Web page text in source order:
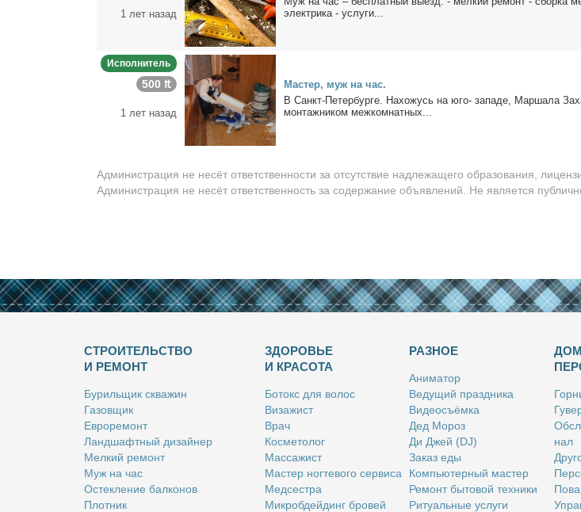
1 лет назад
элек­три­ка - услу­ги...
Исполнитель
500 ₶
1 лет назад
Ма­стер, муж на час.
В Санкт-Пе­тер­бур­ге. На­хо­жусь на юго- за­па­де, Мар­ша­ла
мон­таж­ни­ком меж­ком­нат­ных...
Администрация не несёт ответственности за отсутствие надлежащего образования,
Администрация не несёт ответственность за содержание объявлений. Не является
СТРОИТЕЛЬСТВО
И РЕМОНТ
Бу­риль­щик сква­жин
Га­зов­щик
Ев­ро­ре­монт
Ланд­шафт­ный ди­зай­нер
Мел­кий ре­монт
Муж на час
Остек­ле­ние бал­ко­нов
Плот­ник
ЗДОРОВЬЕ
И КРАСОТА
Бо­токс для во­лос
Ви­за­жист
Врач
Кос­ме­то­лог
Мас­са­жист
Ма­стер ног­те­во­го сер­ви­са
Мед­сест­ра
Мик­роб­дей­динг бро­вей
РАЗНОЕ
Ани­ма­тор
Ве­ду­щий празд­ни­ка
Ви­део­съём­ка
Дед Мо­роз
Ди Джей (DJ)
За­каз еды
Ком­пью­тер­ный ма­стер
Ре­монт бы­то­вой тех­ни­ки
Ри­ту­аль­ные услу­ги
нал